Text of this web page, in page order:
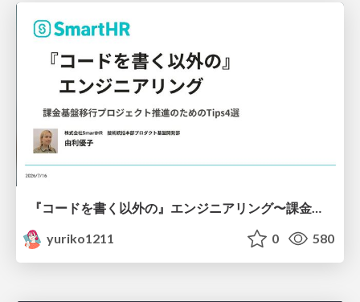
『コードを書く以外の』エンジニアリング〜課金基盤移行プロジェクト推進のためのTips4選
yuriko1211
0 580